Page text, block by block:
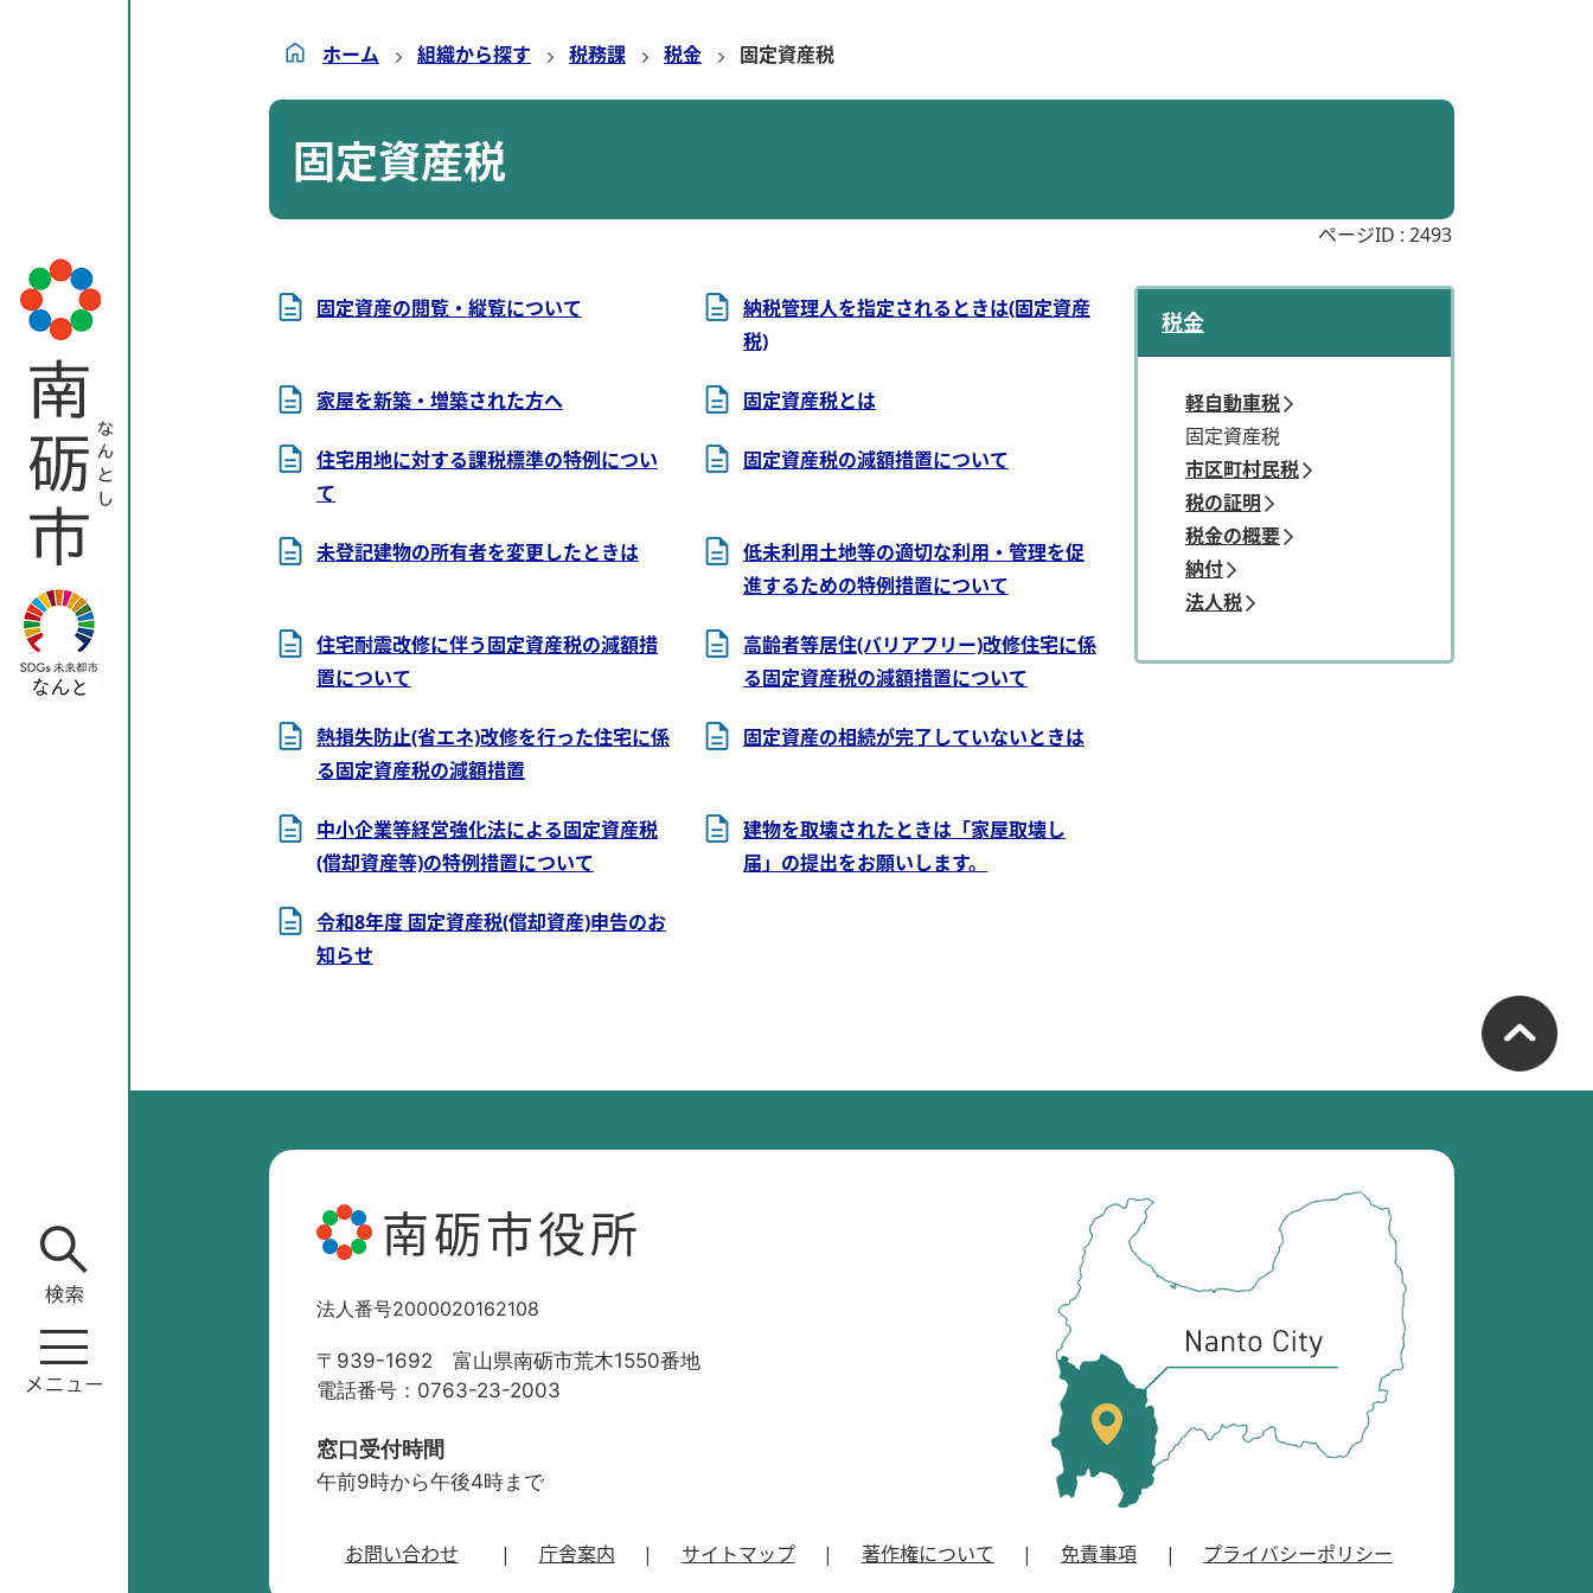
ホーム 組織から探す 税務課 税金 固定資産税
固定資産税
ページID : 2493
固定資産の閲覧・縦覧について
納税管理人を指定されるときは(固定資産
税)
家屋を新築・増築された方へ 固定資産税とは
住宅用地に対する課税標準の特例につい
て
固定資産税の減額措置について
未登記建物の所有者を変更したときは
低未利用土地等の適切な利用・管理を促
進するための特例措置について
住宅耐震改修に伴う固定資産税の減額措
置について
高齢者等居住(バリアフリー)改修住宅に係
る固定資産税の減額措置について
熱損失防止(省エネ)改修を行った住宅に係
る固定資産税の減額措置
固定資産の相続が完了していないときは
中小企業等経営強化法による固定資産税
(償却資産等)の特例措置について
建物を取壊されたときは「家屋取壊し
届」の提出をお願いします。
令和8年度 固定資産税(償却資産)申告のお
知らせ
税金
軽自動車税
固定資産税
市区町村民税
税の証明
税金の概要
納付
法人税
南砺市役所
法人番号2000020162108
〒939-1692 富山県南砺市荒木1550番地
電話番号：0763-23-2003
窓口受付時間
午前9時から午後4時まで
位
置
を
記
し
た
地
。
お問い合わせ 庁舎案内 サイトマップ 著作権について 免責事項 プライバシーポリシー